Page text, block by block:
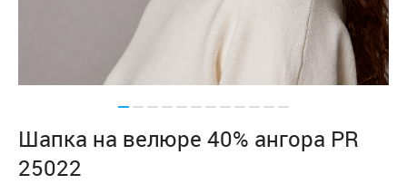
Шапка на велюре 40% ангора PR
25022